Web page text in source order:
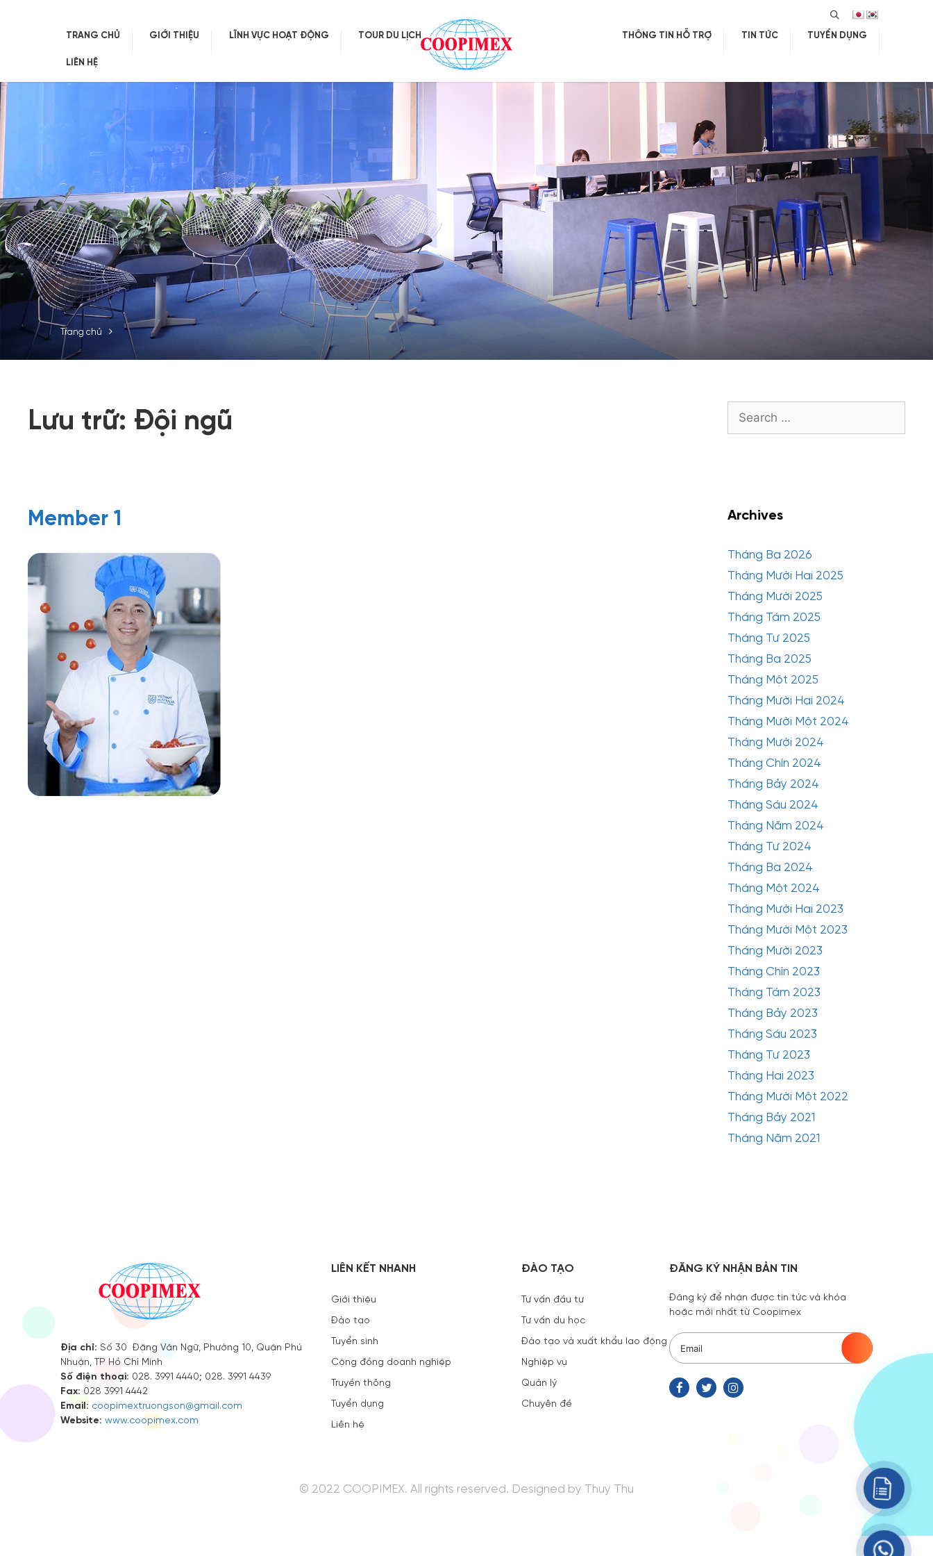
to
content
TRANG CHỦ GIỚI THIỆU LĨNH VỰC HOẠT ĐỘNG TOUR DU LỊCH THÔNG TIN HỖ TRỢ TIN TỨC TUYỂN DỤNG
LIÊN HỆ
SEARCH
Trang chủ
Lưu trữ: Đội ngũ
Member 1
Search
for:
Archives
Tháng Ba 2026
Tháng Mười Hai 2025
Tháng Mười 2025
Tháng Tám 2025
Tháng Tư 2025
Tháng Ba 2025
Tháng Một 2025
Tháng Mười Hai 2024
Tháng Mười Một 2024
Tháng Mười 2024
Tháng Chín 2024
Tháng Bảy 2024
Tháng Sáu 2024
Tháng Năm 2024
Tháng Tư 2024
Tháng Ba 2024
Tháng Một 2024
Tháng Mười Hai 2023
Tháng Mười Một 2023
Tháng Mười 2023
Tháng Chín 2023
Tháng Tám 2023
Tháng Bảy 2023
Tháng Sáu 2023
Tháng Tư 2023
Tháng Hai 2023
Tháng Mười Một 2022
Tháng Bảy 2021
Tháng Năm 2021
Địa chỉ: Số 30 Đặng Văn Ngữ, Phường 10, Quận Phú
Nhuận, TP Hồ Chí Minh
Số điện thoại: 028. 3991 4440; 028. 3991 4439
Fax: 028 3991 4442
Email: coopimextruongson@gmail.com
Website: www.coopimex.com
LIÊN KẾT NHANH
Giới thiệu
Đào tạo
Tuyển sinh
Cộng đồng doanh nghiệp
Truyền thông
Tuyển dụng
Liên hệ
ĐÀO TẠO
Tư vấn đầu tư
Tư vấn du học
Đào tạo và xuất khẩu lao động
Nghiệp vụ
Quản lý
Chuyên đề
ĐĂNG KÝ NHẬN BẢN TIN
Đăng ký để nhận được tin tức và khóa
hoặc mới nhất từ Coopimex
© 2022 COOPIMEX. All rights reserved. Designed by Thuy Thu